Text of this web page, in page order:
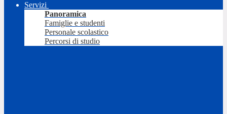
Servizi
Panoramica
Famiglie e studenti
Personale scolastico
Percorsi di studio